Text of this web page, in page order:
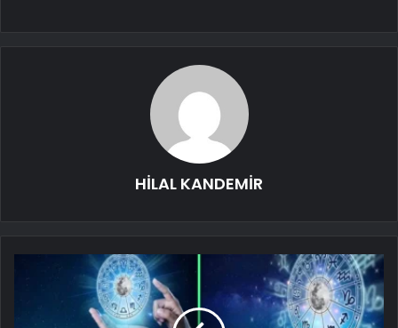
HİLAL KANDEMİR